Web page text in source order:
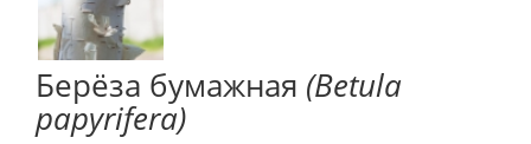
Берёза бумажная (Betula
papyrifera)